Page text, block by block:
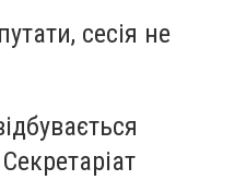
сесія не